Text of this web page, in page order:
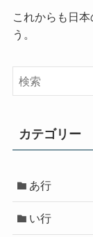
これからも日
う。
カテゴリー
あ行
い行